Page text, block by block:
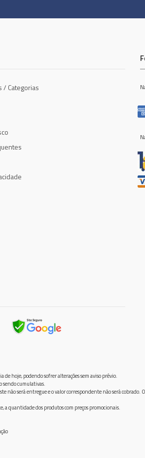
/ Categorias
de hoje, podendo sofrer alterações sem aviso prévio.
sendo cumulativas.
será entregue e o valor correspondente não será cobrado.
a quantidade dos produtos com preços promocionais.